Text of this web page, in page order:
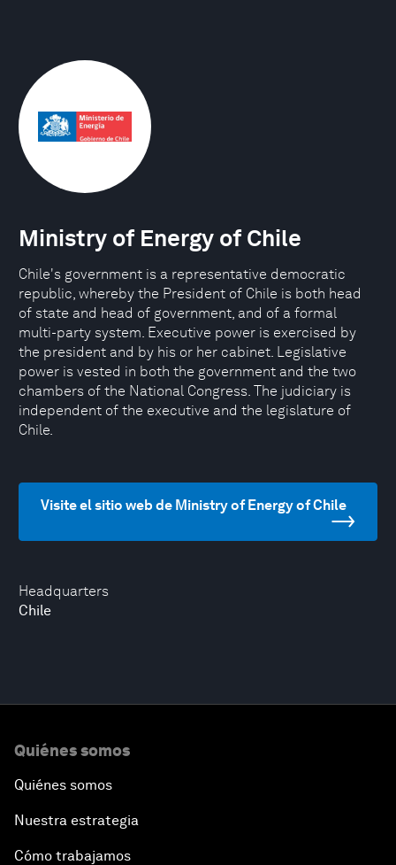
Headquarters
Chile
Ministry of Energy of Chile
Chile's government is a representative democratic
republic, whereby the President of Chile is both head
of state and head of government, and of a formal
multi-party system. Executive power is exercised by
the president and by his or her cabinet. Legislative
power is vested in both the government and the two
chambers of the National Congress. The judiciary is
independent of the executive and the legislature of
Chile.
Visite el sitio web de Ministry of Energy of Chile
Quiénes somos
Quiénes somos
Nuestra estrategia
Cómo trabajamos